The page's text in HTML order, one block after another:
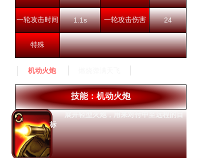
一轮攻击时间 1.1s 一轮攻击伤害 24
特殊
机动火炮
技能：机动火炮
展开轻型火炮，用来对付中至远程的目
标